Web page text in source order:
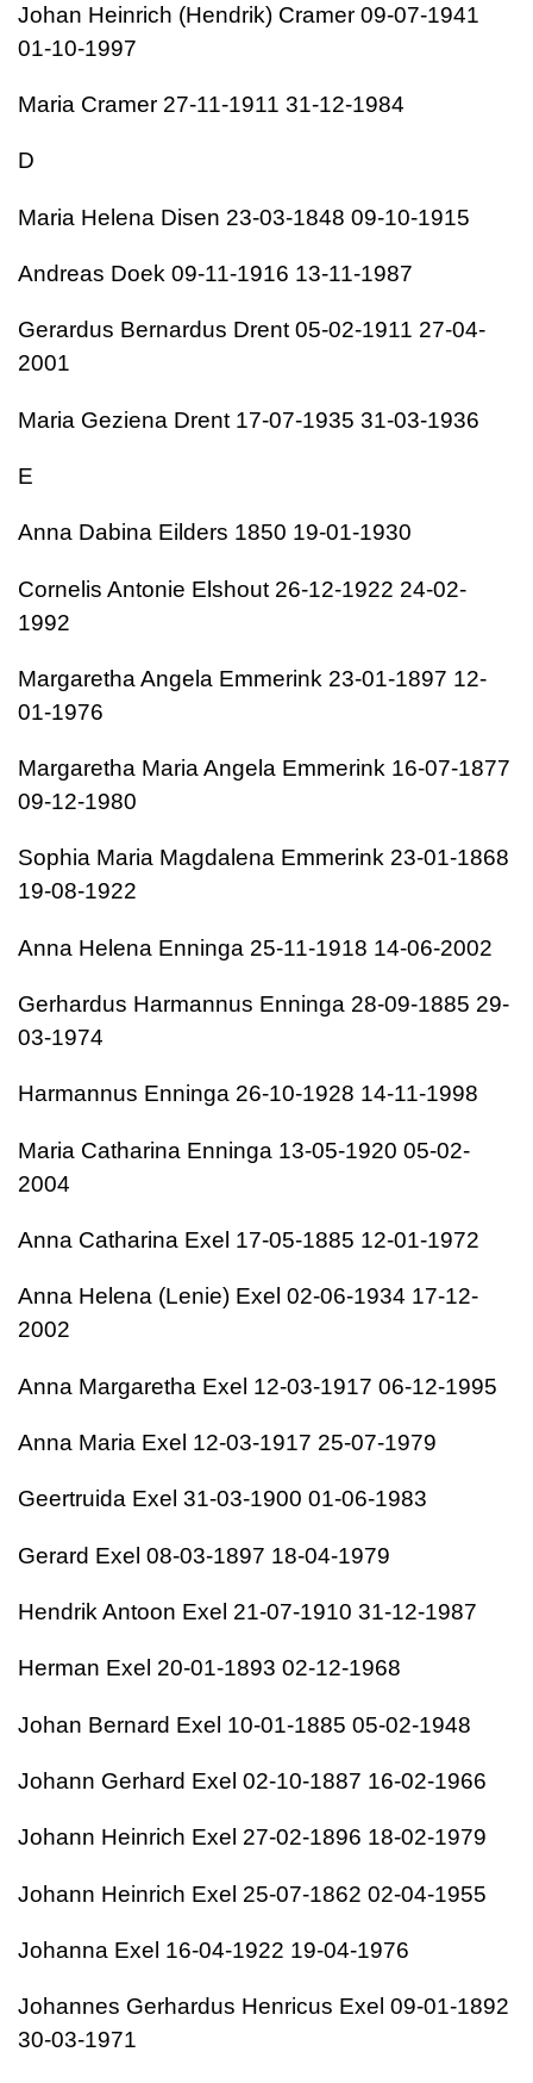
Johan Heinrich (Hendrik) Cramer 09-07-1941
01-10-1997
Maria Cramer 27-11-1911 31-12-1984
D
Maria Helena Disen 23-03-1848 09-10-1915
Andreas Doek 09-11-1916 13-11-1987
Gerardus Bernardus Drent 05-02-1911 27-04-
2001
Maria Geziena Drent 17-07-1935 31-03-1936
E
Anna Dabina Eilders 1850 19-01-1930
Cornelis Antonie Elshout 26-12-1922 24-02-
1992
Margaretha Angela Emmerink 23-01-1897 12-
01-1976
Margaretha Maria Angela Emmerink 16-07-1877
09-12-1980
Sophia Maria Magdalena Emmerink 23-01-1868
19-08-1922
Anna Helena Enninga 25-11-1918 14-06-2002
Gerhardus Harmannus Enninga 28-09-1885 29-
03-1974
Harmannus Enninga 26-10-1928 14-11-1998
Maria Catharina Enninga 13-05-1920 05-02-
2004
Anna Catharina Exel 17-05-1885 12-01-1972
Anna Helena (Lenie) Exel 02-06-1934 17-12-
2002
Anna Margaretha Exel 12-03-1917 06-12-1995
Anna Maria Exel 12-03-1917 25-07-1979
Geertruida Exel 31-03-1900 01-06-1983
Gerard Exel 08-03-1897 18-04-1979
Hendrik Antoon Exel 21-07-1910 31-12-1987
Herman Exel 20-01-1893 02-12-1968
Johan Bernard Exel 10-01-1885 05-02-1948
Johann Gerhard Exel 02-10-1887 16-02-1966
Johann Heinrich Exel 27-02-1896 18-02-1979
Johann Heinrich Exel 25-07-1862 02-04-1955
Johanna Exel 16-04-1922 19-04-1976
Johannes Gerhardus Henricus Exel 09-01-1892
30-03-1971